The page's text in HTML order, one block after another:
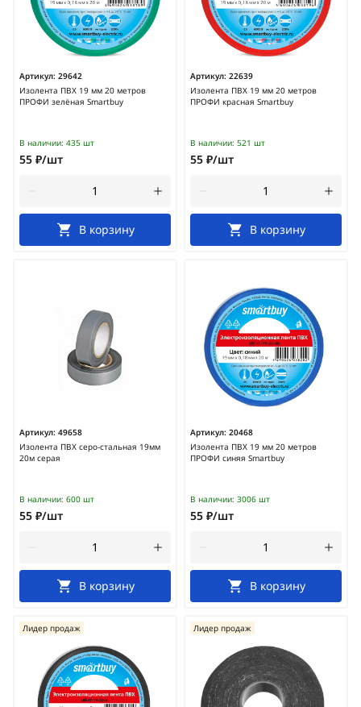
Артикул: 29642
Изолента ПВХ 19 мм 20 метров
ПРОФИ зелёная Smartbuy
В наличии: 435 шт
55 ₽/шт
В корзину
Артикул: 22639
Изолента ПВХ 19 мм 20 метров
ПРОФИ красная Smartbuy
В наличии: 521 шт
55 ₽/шт
В корзину
Артикул: 49658
Изолента ПВХ серо-стальная 19мм
20м серая
В наличии: 600 шт
55 ₽/шт
В корзину
Артикул: 20468
Изолента ПВХ 19 мм 20 метров
ПРОФИ синяя Smartbuy
В наличии: 3006 шт
55 ₽/шт
В корзину
Лидер продаж Лидер продаж